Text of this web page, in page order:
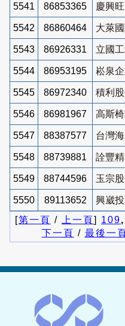
5541 86853365 慶興
5542 86860464 大萊
5543 86926331 立國
5544 86953195 崧泉
5545 86972340 積利
5546 86981967 高斯
5547 88387577 台灣
5548 88739881 詮豐
5549 88744596 玉宗
5550 89113652
興崴
[第一頁 / 上一頁] 109,
下一頁 / 最後一